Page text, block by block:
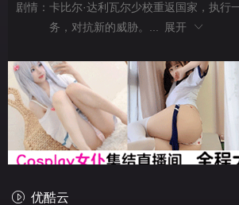
剧情： 卡比尔·达利瓦尔少校重返国家，执行
务，对抗新的威胁。...
展开
优酷云